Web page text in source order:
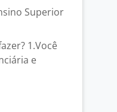
Superior
1.Você
e